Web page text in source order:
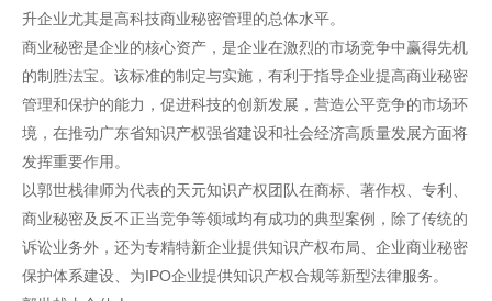
升企业尤其是高科技商业秘密管理的总体水平。
商业秘密是企业的核心资产，是企业在激烈的市场竞争中赢得先机
的制胜法宝。该标准的制定与实施，有利于指导企业提高商业秘密
管理和保护的能力，促进科技的创新发展，营造公平竞争的市场环
境，在推动广东省知识产权强省建设和社会经济高质量发展方面将
发挥重要作用。
以郭世栈律师为代表的天元知识产权团队在商标、著作权、专利、
商业秘密及反不正当竞争等领域均有成功的典型案例，除了传统的
诉讼业务外，还为专精特新企业提供知识产权布局、企业商业秘密
保护体系建设、为IPO企业提供知识产权合规等新型法律服务。